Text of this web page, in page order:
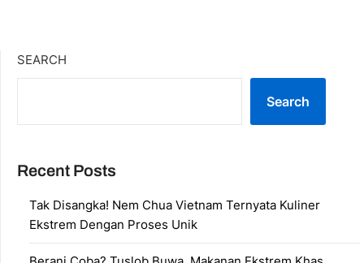
SEARCH
Search
Recent Posts
Tak Disangka! Nem Chua Vietnam Ternyata Kuliner
Ekstrem Dengan Proses Unik